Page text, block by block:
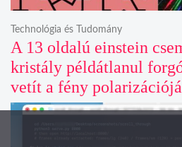
A 13 oldalú einstein
kristály példátlanul
vetít a fény
Technológia és Tudomány